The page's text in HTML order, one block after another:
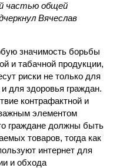
частью общей
Вячеслав
значимость борьбы
и табачной продукции,
риски не только для
для здоровья граждан.
контрафактной и
элементом
граждане должны быть
товаров, тогда как
интернет для
и обхода